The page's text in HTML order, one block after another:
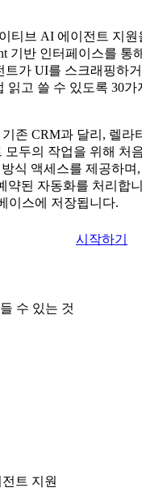
티브 AI 에이전트 지
기반 인터페이스를 통
트가 UI를 스크래핑하
읽고 쓸 수 있도록 30
존 CRM과 달리, 렐라
두의 작업을 위해 처
식 액세스를 제공하며
약된 자동화를 처리합
이스에 저장됩니다.
시작하기
트 지원